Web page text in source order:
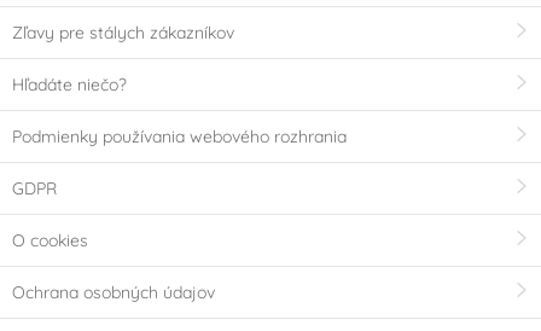
Zľavy pre stálych zákazníkov
Hľadáte niečo?
Podmienky používania webového rozhrania
GDPR
O cookies
Ochrana osobných údajov